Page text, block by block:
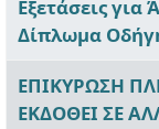
Εξετάσεις
Δίπλωμα
ΕΠΙΚΥΡΩΣΗ
ΕΚΔΟΘΕΙ ΣΕ